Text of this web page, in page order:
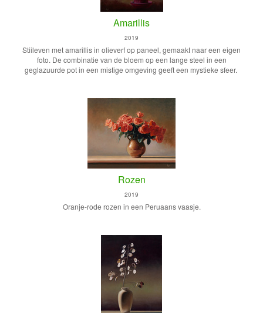
Amarillis
2019
Stiileven met amarillis in olieverf op paneel, gemaakt naar een eigen
foto. De combinatie van de bloem op een lange steel in een
geglazuurde pot in een mistige omgeving geeft een mystieke sfeer.
Rozen
2019
Oranje-rode rozen in een Peruaans vaasje.